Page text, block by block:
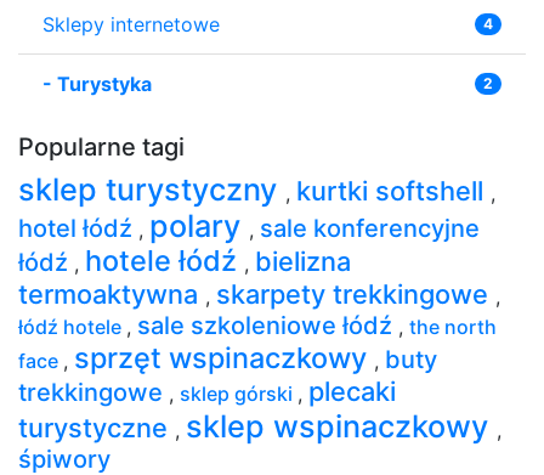
Sklepy internetowe 4
- Turystyka 2
Popularne tagi
sklep turystyczny , kurtki softshell ,
hotel łódź , polary , sale konferencyjne
łódź , hotele łódź , bielizna
termoaktywna , skarpety trekkingowe ,
łódź hotele , sale szkoleniowe łódź , the north
face , sprzęt wspinaczkowy , buty
trekkingowe , sklep górski , plecaki
turystyczne , sklep wspinaczkowy ,
śpiwory